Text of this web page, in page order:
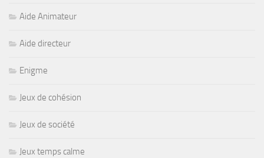
Aide Animateur
Aide directeur
Enigme
Jeux de cohésion
Jeux de société
Jeux temps calme